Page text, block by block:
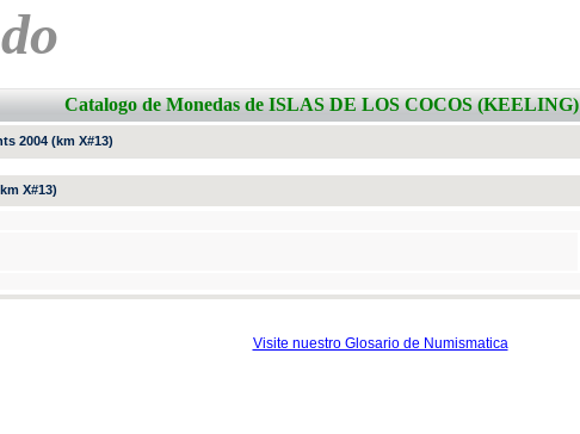
Catalogo de Monedas de ISLAS DE LOS COCOS (KEELING)
2004 (km X#13)
X#13)
Visite nuestro Glosario de Numismatica